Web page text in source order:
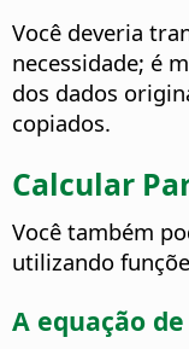
Você deveria
necessidade; é
dos dados
copiados.
Calcular
Você também
utilizando
A equação